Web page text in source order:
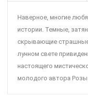
Наверное, многие
истории. Темные,
скрывающие
лунном свете
настоящего
молодого автора Розы